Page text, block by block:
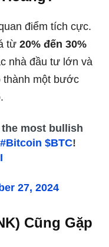
điểm tích cực.
từ 20% đến 30%
nhà đầu tư lớn và
thành một bước
most bullish
#Bitcoin $BTC!
27, 2024
Cũng Gặp